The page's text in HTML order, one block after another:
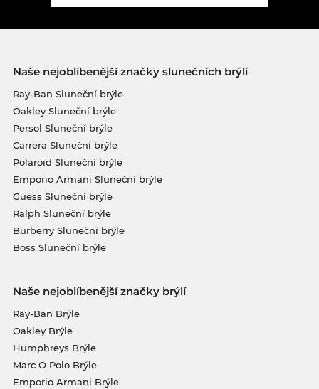
Naše nejoblíbenější značky slunečních brýlí
Ray-Ban Sluneční brýle
Oakley Sluneční brýle
Persol Sluneční brýle
Carrera Sluneční brýle
Polaroid Sluneční brýle
Emporio Armani Sluneční brýle
Guess Sluneční brýle
Ralph Sluneční brýle
Burberry Sluneční brýle
Boss Sluneční brýle
Naše nejoblíbenější značky brýlí
Ray-Ban Brýle
Oakley Brýle
Humphreys Brýle
Marc O Polo Brýle
Emporio Armani Brýle